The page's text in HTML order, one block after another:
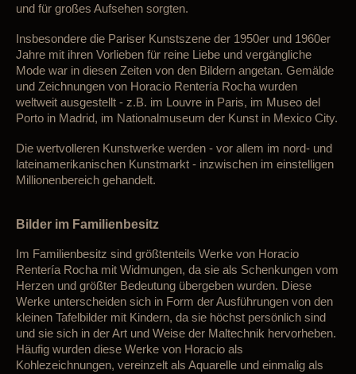
und für großes Aufsehen sorgten.
Insbesondere die Pariser Kunstszene der 1950er und 1960er
Jahre mit ihren Vorlieben für reine Liebe und vergängliche
Mode war in diesen Zeiten von den Bildern angetan. Gemälde
und Zeichnungen von Horacio Rentería Rocha wurden
weltweit ausgestellt - z.B. im Louvre in Paris, im Museo del
Porto in Madrid, im Nationalmuseum der Kunst in Mexico City.
Die wertvolleren Kunstwerke werden - vor allem im nord- und
lateinamerikanischen Kunstmarkt - inzwischen im einstelligen
Millionenbereich gehandelt.
Bilder im Familienbesitz
Im Familienbesitz sind größtenteils Werke von Horacio
Rentería Rocha mit Widmungen, da sie als Schenkungen vom
Herzen und größter Bedeutung übergeben wurden. Diese
Werke unterscheiden sich in Form der Ausführungen von den
kleinen Tafelbilder mit Kindern, da sie höchst persönlich sind
und sie sich in der Art und Weise der Maltechnik hervorheben.
Häufig wurden diese Werke von Horacio als
Kohlezeichnungen, vereinzelt als Aquarelle und einmalig als